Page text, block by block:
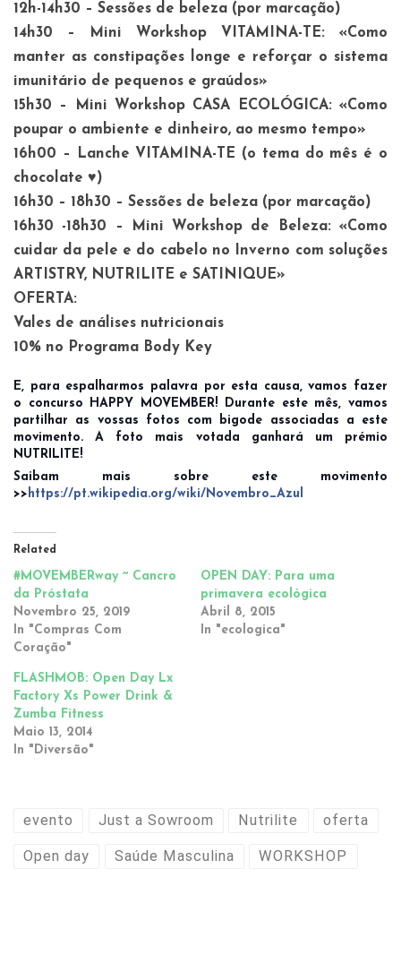
12h-14h30 – Sessões de beleza (por marcação)
14h30 – Mini Workshop VITAMINA-TE: «Como
manter as constipações longe e reforçar o sistema
imunitário de pequenos e graúdos»
15h30 – Mini Workshop CASA ECOLÓGICA: «Como
poupar o ambiente e dinheiro, ao mesmo tempo»
16h00 – Lanche VITAMINA-TE (o tema do mês é o
chocolate ♥)
16h30 – 18h30 – Sessões de beleza (por marcação)
16h30 -18h30 – Mini Workshop de Beleza: «Como
cuidar da pele e do cabelo no Inverno com soluções
ARTISTRY, NUTRILITE e SATINIQUE»
OFERTA:
Vales de análises nutricionais
10% no Programa Body Key
E, para espalharmos palavra por esta causa, vamos fazer
o concurso HAPPY MOVEMBER! Durante este mês, vamos
partilhar as vossas fotos com bigode associadas a este
movimento. A foto mais votada ganhará um prémio
NUTRILITE!
Saibam mais sobre este movimento
>>https://pt.wikipedia.org/wiki/Novembro_Azul
Related
#MOVEMBERway ~ Cancro
da Próstata
Novembro 25, 2019
In "Compras Com
Coração"
OPEN DAY: Para uma
primavera ecológica
Abril 8, 2015
In "ecologica"
FLASHMOB: Open Day Lx
Factory Xs Power Drink &
Zumba Fitness
Maio 13, 2014
In "Diversão"
evento Just a Sowroom Nutrilite oferta
Open day Saúde Masculina WORKSHOP